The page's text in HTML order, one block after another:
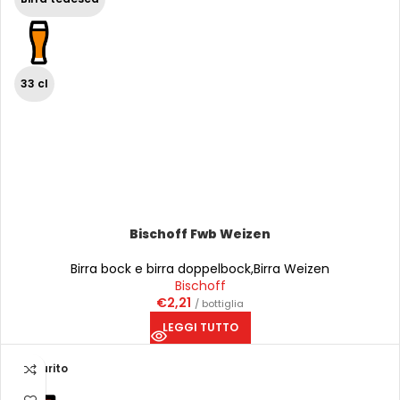
33 cl
Bischoff Fwb Weizen
Birra bock e birra doppelbock,Birra Weizen
Bischoff
€2,21 / bottiglia
LEGGI TUTTO
Esaurito